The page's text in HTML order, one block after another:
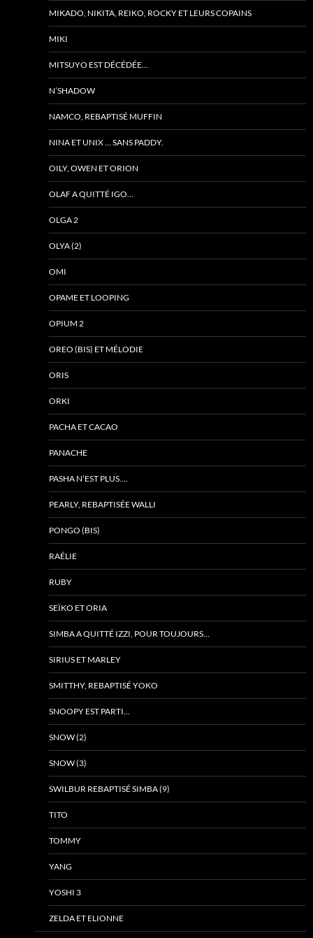
MIKADO, NIKITA, REIKO, ROCKY ET LEURS COPAINS
MIKI
MITSUYO EST DÉCÉDÉE…
N’SHADOW
NAMCO, REBAPTISÉ MUFFIN
NINA ET UNIX … SANS PADDY.
OILY, OWEN ET ORION
OLAF A QUITTÉ IGO…
OLGA 2
OLYA (2)
OMI
OPAME ET LOOPING
OPIUM 2
OREO (BIS) ET MÉLODIE
ORIS
ORKI
PACHA ET CACAO
PANACHE
PASHA N’EST PLUS….
PEARLY, REBAPTISÉE WALLI
PONGO (BIS)
RAÉLIE
RUBY
SEÏKO ET ORIA
SIMBA A QUITTÉ IZZI, POUR TOUJOURS…
SIRIUS ET MARLEY
SMITTHY, REBAPTISÉ YOKO
SNOOPY EST PARTI…
SNOW (2)
SNOW (3)
SWILBUR REBAPTISÉ SIMBA (9)
TITO
TOMMY
YANG
YOSHI 3
ZELDA ET ELIONNE